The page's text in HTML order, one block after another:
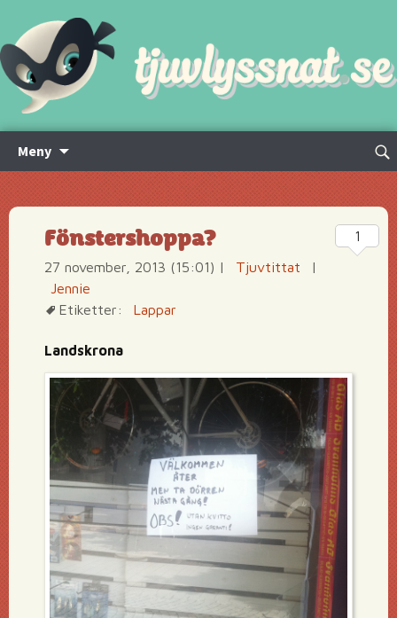
Meny
innehåll
Sök
Fönstershoppa?
27 november, 2013 (15:01) | Tjuvtittat
|
Jennie
Etiketter:
Lappar
Landskrona
1